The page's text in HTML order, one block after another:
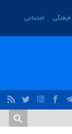
فرهنگی
اجتماعی